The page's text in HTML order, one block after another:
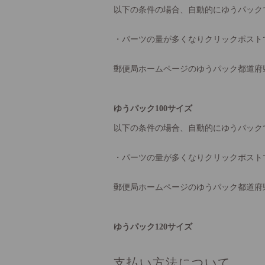
以下の条件の場合、自動的にゆうパッ
・パーツの量が多くなりクリックポス
郵便局ホームページのゆうパック都道
ゆうパック100サイズ
以下の条件の場合、自動的にゆうパッ
・パーツの量が多くなりクリックポス
郵便局ホームページのゆうパック都道
ゆうパック120サイズ